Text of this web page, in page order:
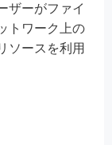
ザーがファイ
トワーク上の
ソースを利用